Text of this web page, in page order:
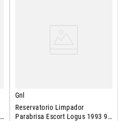
Gnl
Reservatorio Limpador
Parabrisa Escort Logus 1993 94